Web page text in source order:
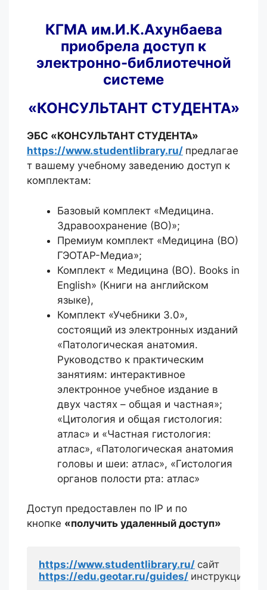
КГМА им.И.К.Ахунбаева
приобрела доступ к
электронно-библиотечной
системе
«КОНСУЛЬТАНТ СТУДЕНТА»
ЭБС «КОНСУЛЬТАНТ СТУДЕНТА»
https://www.studentlibrary.ru/ предлагае
т вашему учебному заведению доступ к
комплектам:
Базовый комплект «Медицина.
Здравоохранение (ВО)»;
Премиум комплект «Медицина (ВО)
ГЭОТАР-Медиа»;
Комплект « Медицина (ВО). Books in
English» (Книги на английском
языке),
Комплект «Учебники 3.0»,
состоящий из электронных изданий
«Патологическая анатомия.
Руководство к практическим
занятиям: интерактивное
электронное учебное издание в
двух частях – общая и частная»;
«Цитология и общая гистология:
атлас» и «Частная гистология:
атлас», «Патологическая анатомия
головы и шеи: атлас», «Гистология
органов полости рта: атлас»
Доступ предоставлен по IP и по
кнопке «получить удаленный доступ»
https://www.studentlibrary.ru/
https://edu.geotar.ru/guides/ инструкции